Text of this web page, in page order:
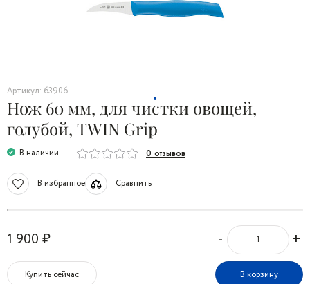
Артикул: 63906
Нож 60 мм, для чистки овощей,
голубой, TWIN Grip
В наличии 0 отзывов
В избранное Сравнить
1 900 ₽ - +
Купить сейчас В корзину